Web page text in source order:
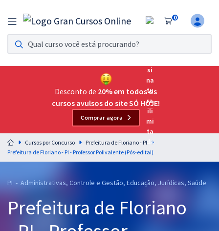
0
Assinatura Ilimitada 11
Acesso a todos os cursos. Teste grátis por 7 dias!
Assinatura OAB Até Passar
Acesso ilimitado a toda preparação para o Exame da
Residências Multiprofissionais
Preparação completa e intensiva para as principais
residências em saúde do Brasil
Cursos 20% OFF
Desconto de 20% em todos os
cursos avulsos do site SÓ HOJE!
Comprar agora
Cursos por Concurso
Prefeitura de Floriano - PI
Prefeitura de Floriano - PI - Professor Polivalente (Pós-edital)
PI - Administrativas, Controle e Gestão, Educação, Jurídicas, Saúde
Prefeitura de Floriano